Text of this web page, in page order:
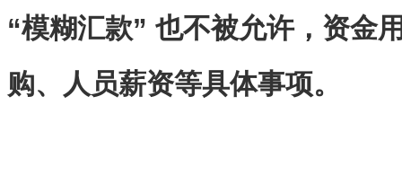
“模糊汇款” 也不被允许，资金
购、人员薪资等具体事项。